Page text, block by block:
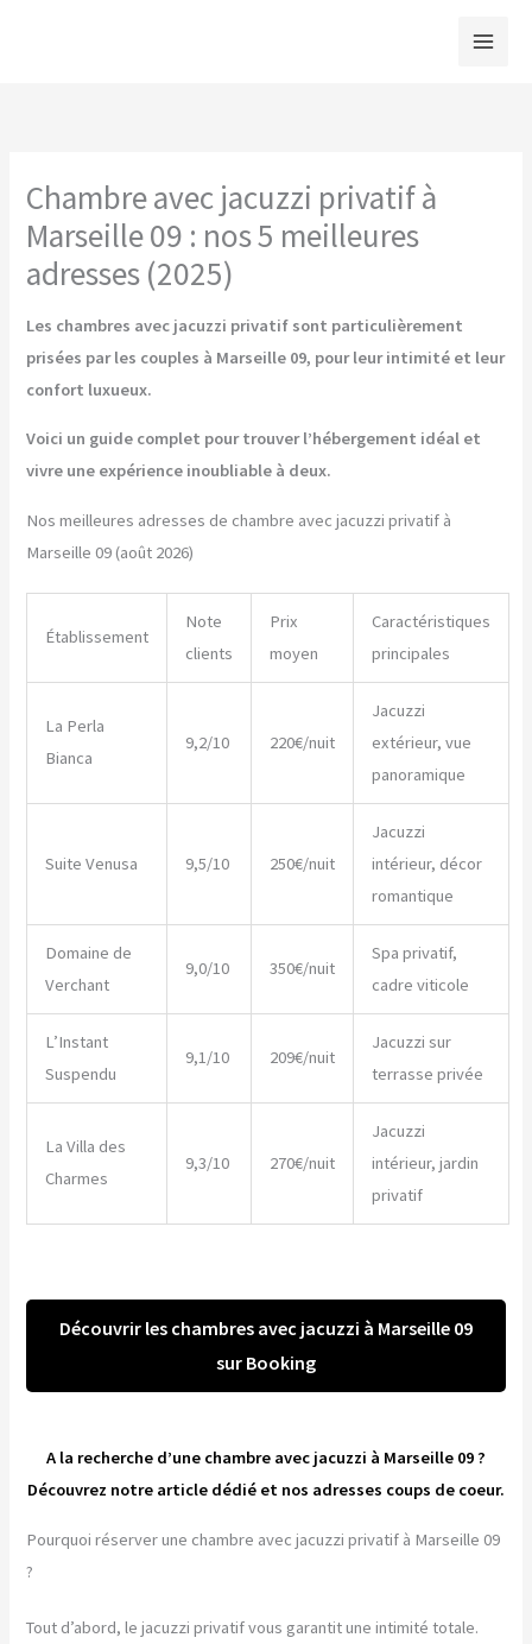
Chambre avec jacuzzi privatif à
Marseille 09 : nos 5 meilleures
adresses (2025)
Les chambres avec jacuzzi privatif sont particulièrement
prisées par les couples à Marseille 09, pour leur intimité et leur
confort luxueux.
Voici un guide complet pour trouver l’hébergement idéal et
vivre une expérience inoubliable à deux.
Nos meilleures adresses de chambre avec jacuzzi privatif à
Marseille 09 (août 2026)
Établissement
Note
clients
Prix
moyen
Caractéristiques
principales
La Perla
Bianca
9,2/10 220€/nuit
Jacuzzi
extérieur, vue
panoramique
Suite Venusa 9,5/10 250€/nuit
Jacuzzi
intérieur, décor
romantique
Domaine de
Verchant
9,0/10 350€/nuit
Spa privatif,
cadre viticole
L’Instant
Suspendu
9,1/10 209€/nuit
Jacuzzi sur
terrasse privée
La Villa des
Charmes
9,3/10 270€/nuit
Jacuzzi
intérieur, jardin
privatif
Découvrir les chambres avec jacuzzi à Marseille 09
sur Booking
A la recherche d’une chambre avec jacuzzi à Marseille 09 ?
Découvrez notre article dédié et nos adresses coups de coeur.
Pourquoi réserver une chambre avec jacuzzi privatif à Marseille 09
?
Tout d’abord, le jacuzzi privatif vous garantit une intimité totale.